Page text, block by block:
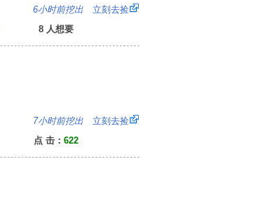
6小时前挖出 立刻去捡
8 人想要
7小时前挖出 立刻去捡
点 击： 622